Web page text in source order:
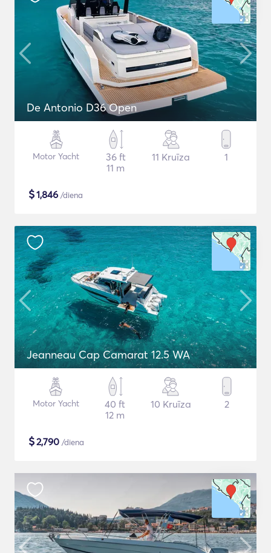
De Antonio D36 Open
Motor Yacht
36 ft
11 m
11 Kruīza 1
$1,846 /diena
Jeanneau Cap Camarat 12.5 WA
Motor Yacht
40 ft
12 m
10 Kruīza 2
$2,790 /diena